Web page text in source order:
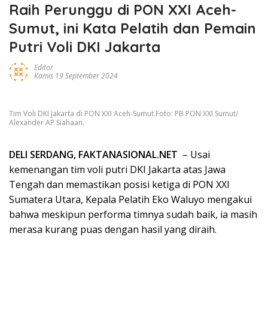
Raih Perunggu di PON XXI Aceh-
Sumut, ini Kata Pelatih dan Pemain
Putri Voli DKI Jakarta
Editor
Kamis 19 September 2024
Tim Voli DKI Jakarta di PON XXI Aceh-Sumut.Foto: PB PON XXI Sumut/
Alexander AP Siahaan.
DELI SERDANG, FAKTANASIONAL.NET – Usai
kemenangan tim voli putri DKI Jakarta atas Jawa
Tengah dan memastikan posisi ketiga di PON XXI
Sumatera Utara, Kepala Pelatih Eko Waluyo mengakui
bahwa meskipun performa timnya sudah baik, ia masih
merasa kurang puas dengan hasil yang diraih.